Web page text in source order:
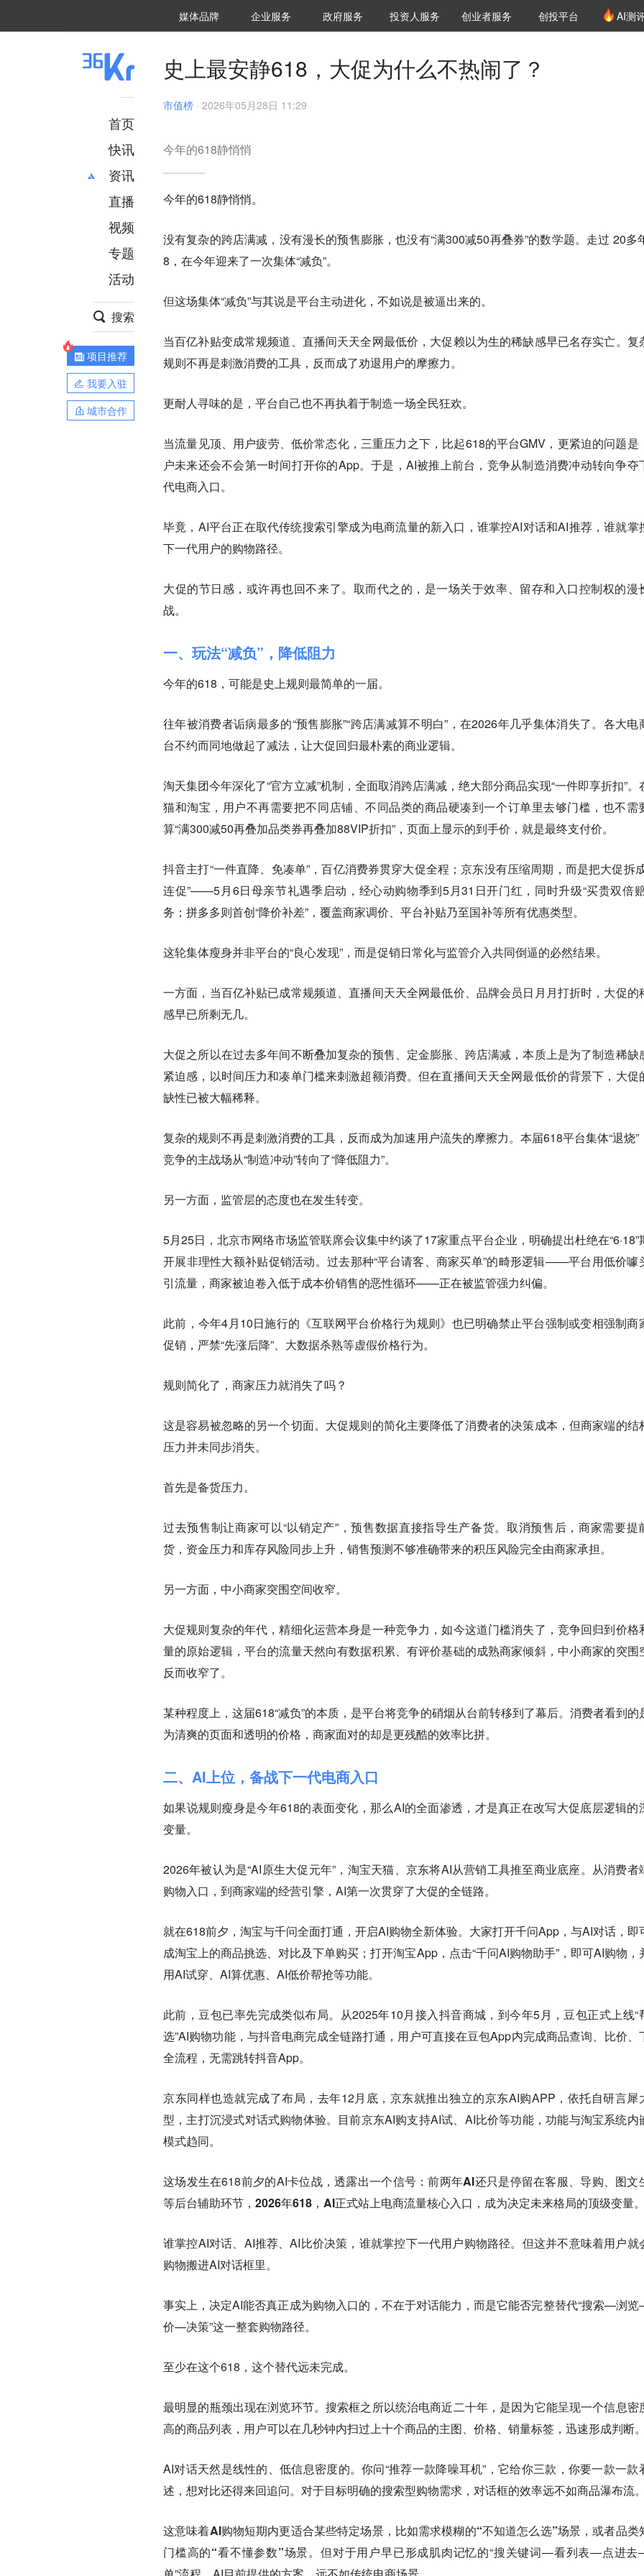
媒体品牌 36Kr研究院
企业服务 城市之窗
政府服务 VClub投资机构库
投资机构职位推介
投资人服务 创投氪堂
创业者服务 创投平台 AI测
首页
快讯
资讯
推荐
财经
项目推荐
安徽
直播
视频
专题
活动
搜索
项目推荐
我要入驻
城市合作
史上最安静618，大促为什么不热闹了？
市值榜 · 2026年05月28日 11:29
今年的618静悄悄
今年的618静悄悄。
没有复杂的跨店满减，没有漫长的预售膨胀，也没有“满300减50再叠券”的数学题。走过 20多
8，在今年迎来了一次集体“减负”。
但这场集体“减负”与其说是平台主动进化，不如说是被逼出来的。
当百亿补贴变成常规频道、直播间天天全网最低价，大促赖以为生的稀缺感早已名存实亡。复
规则不再是刺激消费的工具，反而成了劝退用户的摩擦力。
更耐人寻味的是，平台自己也不再执着于制造一场全民狂欢。
当流量见顶、用户疲劳、低价常态化，三重压力之下，比起618的平台GMV，更紧迫的问题是
户未来还会不会第一时间打开你的App。于是，AI被推上前台，竞争从制造消费冲动转向争夺
代电商入口。
毕竟，AI平台正在取代传统搜索引擎成为电商流量的新入口，谁掌控AI对话和AI推荐，谁就掌
下一代用户的购物路径。
大促的节日感，或许再也回不来了。取而代之的，是一场关于效率、留存和入口控制权的漫
战。
一、玩法“减负”，降低阻力
今年的618，可能是史上规则最简单的一届。
往年被消费者诟病最多的“预售膨胀”“跨店满减算不明白”，在2026年几乎集体消失了。各大电
台不约而同地做起了减法，让大促回归最朴素的商业逻辑。
淘天集团今年深化了“官方立减”机制，全面取消跨店满减，绝大部分商品实现“一件即享折扣”。
猫和淘宝，用户不再需要把不同店铺、不同品类的商品硬凑到一个订单里去够门槛，也不需
算“满300减50再叠加品类券再叠加88VIP折扣”，页面上显示的到手价，就是最终支付价。
抖音主打“一件直降、免凑单”，百亿消费券贯穿大促全程；京东没有压缩周期，而是把大促拆
连促”——5月6日母亲节礼遇季启动，经心动购物季到5月31日开门红，同时升级“买贵双倍
务；拼多多则首创“降价补差”，覆盖商家调价、平台补贴乃至国补等所有优惠类型。
这轮集体瘦身并非平台的“良心发现”，而是促销日常化与监管介入共同倒逼的必然结果。
一方面，当百亿补贴已成常规频道、直播间天天全网最低价、品牌会员日月月打折时，大促的
感早已所剩无几。
大促之所以在过去多年间不断叠加复杂的预售、定金膨胀、跨店满减，本质上是为了制造稀缺
紧迫感，以时间压力和凑单门槛来刺激超额消费。但在直播间天天全网最低价的背景下，大促
缺性已被大幅稀释。
复杂的规则不再是刺激消费的工具，反而成为加速用户流失的摩擦力。本届618平台集体“退烧”
竞争的主战场从“制造冲动”转向了“降低阻力”。
另一方面，监管层的态度也在发生转变。
5月25日，北京市网络市场监管联席会议集中约谈了17家重点平台企业，明确提出杜绝在“6·18”
开展非理性大额补贴促销活动。过去那种“平台请客、商家买单”的畸形逻辑——平台用低价噱
引流量，商家被迫卷入低于成本价销售的恶性循环——正在被监管强力纠偏。
此前，今年4月10日施行的《互联网平台价格行为规则》也已明确禁止平台强制或变相强制商
促销，严禁“先涨后降”、大数据杀熟等虚假价格行为。
规则简化了，商家压力就消失了吗？
这是容易被忽略的另一个切面。大促规则的简化主要降低了消费者的决策成本，但商家端的结
压力并未同步消失。
首先是备货压力。
过去预售制让商家可以“以销定产”，预售数据直接指导生产备货。取消预售后，商家需要提
货，资金压力和库存风险同步上升，销售预测不够准确带来的积压风险完全由商家承担。
另一方面，中小商家突围空间收窄。
大促规则复杂的年代，精细化运营本身是一种竞争力，如今这道门槛消失了， 竞争回归到价格
量的原始逻辑，平台的流量天然向有数据积累、有评价基础的成熟商家倾斜，中小商家的突围
反而收窄了。
某种程度上，这届618“减负”的本质，是平台将竞争的硝烟从台前转移到了幕后。消费者看到的
为清爽的页面和透明的价格，商家面对的却是更残酷的效率比拼。
二、AI上位，备战下一代电商入口
如果说规则瘦身是今年618的表面变化，那么AI的全面渗透，才是真正在改写大促底层逻辑的
变量。
2026年被认为是“AI原生大促元年”，淘宝天猫、京东将AI从营销工具推至商业底座。从消费者
购物入口，到商家端的经营引擎，AI第一次贯穿了大促的全链路。
就在618前夕，淘宝与千问全面打通，开启AI购物全新体验。大家打开千问App，与AI对话，即
成淘宝上的商品挑选、对比及下单购买；打开淘宝App，点击“千问AI购物助手”，即可AI购物，
用AI试穿、AI算优惠、AI低价帮抢等功能。
此前，豆包已率先完成类似布局。从2025年10月接入抖音商城，到今年5月，豆包正式上线“
选”AI购物功能，与抖音电商完成全链路打通，用户可直接在豆包App内完成商品查询、比价、
全流程，无需跳转抖音App。
京东同样也造就完成了布局，去年12月底，京东就推出独立的京东AI购APP，依托自研言犀
型，主打沉浸式对话式购物体验。目前京东AI购支持AI试、AI比价等功能，功能与淘宝系统内
模式趋同。
这场发生在618前夕的AI卡位战，透露出一个信号：前两年AI还只是停留在客服、导购、图文
等后台辅助环节，2026年618，AI正式站上电商流量核心入口，成为决定未来格局的顶级变量。
谁掌控AI对话、AI推荐、AI比价决策，谁就掌控下一代用户购物路径。但这并不意味着用户就
购物搬进AI对话框里。
事实上，决定AI能否真正成为购物入口的，不在于对话能力，而是它能否完整替代“搜索—浏
价—决策”这一整套购物路径。
至少在这个618，这个替代远未完成。
最明显的瓶颈出现在浏览环节。搜索框之所以统治电商近二十年，是因为它能呈现一个信息密
高的商品列表，用户可以在几秒钟内扫过上十个商品的主图、价格、销量标签，迅速形成判断。
AI对话天然是线性的、低信息密度的。你问“推荐一款降噪耳机”，它给你三款，你要一款一款
述，想对比还得来回追问。对于目标明确的搜索型购物需求，对话框的效率远不如商品瀑布流。
这意味着AI购物短期内更适合某些特定场景，比如需求模糊的“不知道怎么选”场景，或者品类
门槛高的“看不懂参数”场景。 但对于用户早已形成肌肉记忆的“搜关键词—看列表—点进